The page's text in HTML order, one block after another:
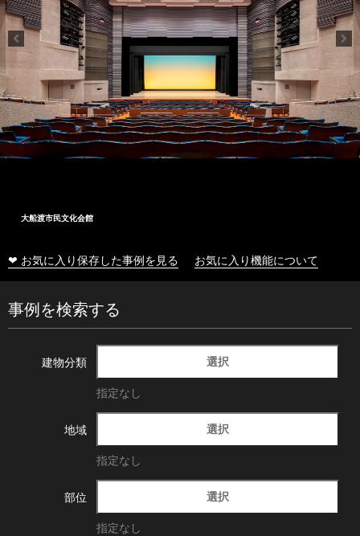
大船渡市民文化会館
❤ お気に入り保存した事例を見る お気に入り機能について
事例を検索する
建物分類 選択
指定なし
地域 選択
指定なし
部位 選択
指定なし